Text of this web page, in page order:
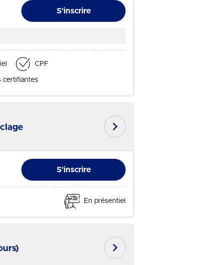
S'inscrire
CPF
certifiantes
- Session du 27/08/2026En savoir plus
S'inscrire
En présentiel
- Session du 01/09/2026En savoir plus